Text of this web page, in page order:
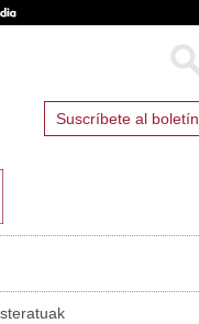
Suscríbete al boletín